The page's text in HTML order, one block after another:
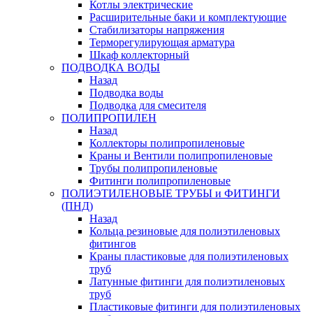
Котлы электрические
Расширительные баки и комплектующие
Стабилизаторы напряжения
Терморегулирующая арматура
Шкаф коллекторный
ПОДВОДКА ВОДЫ
Назад
Подводка воды
Подводка для смесителя
ПОЛИПРОПИЛЕН
Назад
Коллекторы полипропиленовые
Краны и Вентили полипропиленовые
Трубы полипропиленовые
Фитинги полипропиленовые
ПОЛИЭТИЛЕНОВЫЕ ТРУБЫ и ФИТИНГИ
(ПНД)
Назад
Кольца резиновые для полиэтиленовых
фитингов
Краны пластиковые для полиэтиленовых
труб
Латунные фитинги для полиэтиленовых
труб
Пластиковые фитинги для полиэтиленовых